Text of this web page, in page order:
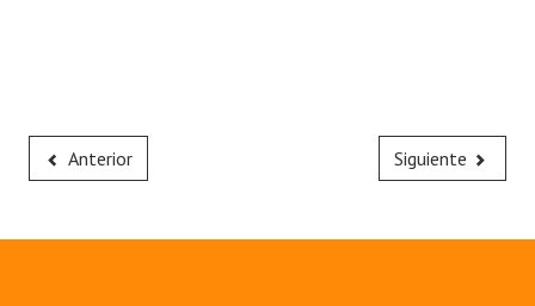
Anterior Siguiente